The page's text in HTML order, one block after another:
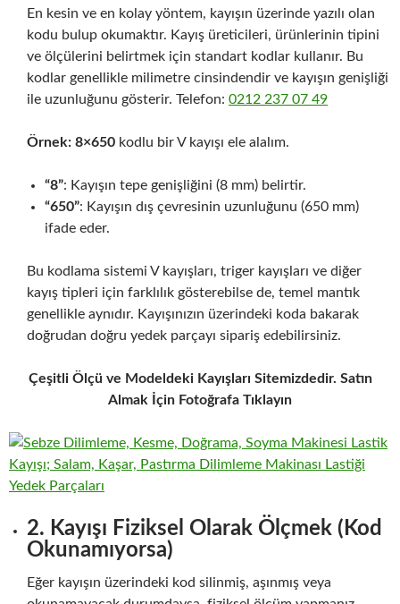
En kesin ve en kolay yöntem, kayışın üzerinde yazılı olan
kodu bulup okumaktır. Kayış üreticileri, ürünlerinin tipini
ve ölçülerini belirtmek için standart kodlar kullanır. Bu
kodlar genellikle milimetre cinsindendir ve kayışın genişliği
ile uzunluğunu gösterir. Telefon: 0212 237 07 49
Örnek: 8×650 kodlu bir V kayışı ele alalım.
“8”: Kayışın tepe genişliğini (8 mm) belirtir.
“650”: Kayışın dış çevresinin uzunluğunu (650 mm)
ifade eder.
Bu kodlama sistemi V kayışları, triger kayışları ve diğer
kayış tipleri için farklılık gösterebilse de, temel mantık
genellikle aynıdır. Kayışınızın üzerindeki koda bakarak
doğrudan doğru yedek parçayı sipariş edebilirsiniz.
Çeşitli Ölçü ve Modeldeki Kayışları Sitemizdedir. Satın
Almak İçin Fotoğrafa Tıklayın
2. Kayışı Fiziksel Olarak Ölçmek (Kod
Okunamıyorsa)
Eğer kayışın üzerindeki kod silinmiş, aşınmış veya